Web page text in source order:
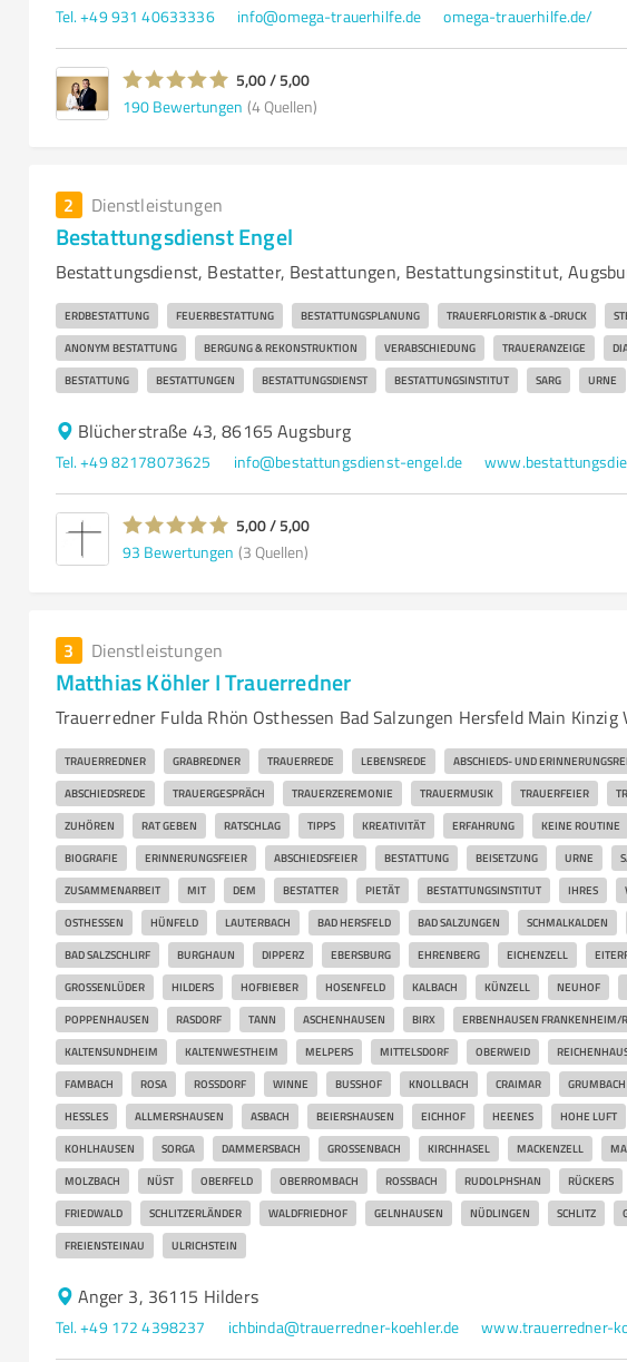
Tel. +49 931 40633336 info@omega-trauerhilfe.de omega-trauerhilfe.de/
5,00 / 5,00
190 Bewertungen (4 Quellen)
2 Dienstleistungen
Bestattungsdienst Engel
Bestattungsdienst, Bestatter, Bestattungen, Bestattungsinstitut,
ERDBESTATTUNG FEUERBESTATTUNG BESTATTUNGSPLANUNG TRAUERFLORISTIK & -DRUCK
ANONYM BESTATTUNG BERGUNG & REKONSTRUKTION VERABSCHIEDUNG TRAUERANZEIGE
BESTATTUNG BESTATTUNGEN BESTATTUNGSDIENST BESTATTUNGSINSTITUT SARG URNE
Blücherstraße 43, 86165 Augsburg
Tel. +49 82178073625 info@bestattungsdienst-engel.de
5,00 / 5,00
93 Bewertungen (3 Quellen)
3 Dienstleistungen
Matthias Köhler I Trauerredner
Trauerredner Fulda Rhön Osthessen Bad Salzungen Hersfeld Main Kinzig
TRAUERREDNER GRABREDNER TRAUERREDE LEBENSREDE ABSCHIEDS- UND
ABSCHIEDSREDE TRAUERGESPRÄCH TRAUERZEREMONIE TRAUERMUSIK TRAUERFEIER
ZUHÖREN RAT GEBEN RATSCHLAG TIPPS KREATIVITÄT ERFAHRUNG KEINE ROUTINE
BIOGRAFIE ERINNERUNGSFEIER ABSCHIEDSFEIER BESTATTUNG BEISETZUNG URNE
ZUSAMMENARBEIT MIT DEM BESTATTER PIETÄT BESTATTUNGSINSTITUT IHRES
OSTHESSEN HÜNFELD LAUTERBACH BAD HERSFELD BAD SALZUNGEN SCHMALKALDEN
BAD SALZSCHLIRF BURGHAUN DIPPERZ EBERSBURG EHRENBERG EICHENZELL
GROSSENLÜDER HILDERS HOFBIEBER HOSENFELD KALBACH KÜNZELL NEUHOF
POPPENHAUSEN RASDORF TANN ASCHENHAUSEN BIRX ERBENHAUSEN FRANKENHEIM/
KALTENSUNDHEIM KALTENWESTHEIM MELPERS MITTELSDORF OBERWEID
FAMBACH ROSA ROSSDORF WINNE BUSSHOF KNOLLBACH CRAIMAR GRUMBACH
HESSLES ALLMERSHAUSEN ASBACH BEIERSHAUSEN EICHHOF HEENES HOHE LUFT
KOHLHAUSEN SORGA DAMMERSBACH GROSSENBACH KIRCHHASEL MACKENZELL
MOLZBACH NÜST OBERFELD OBERROMBACH ROSSBACH RUDOLPHSHAN RÜCKERS
FRIEDWALD SCHLITZERLÄNDER WALDFRIEDHOF GELNHAUSEN NÜDLINGEN SCHLITZ
FREIENSTEINAU ULRICHSTEIN
Anger 3, 36115 Hilders
Tel. +49 172 4398237 ichbinda@trauerredner-koehler.de www.trauerredner-